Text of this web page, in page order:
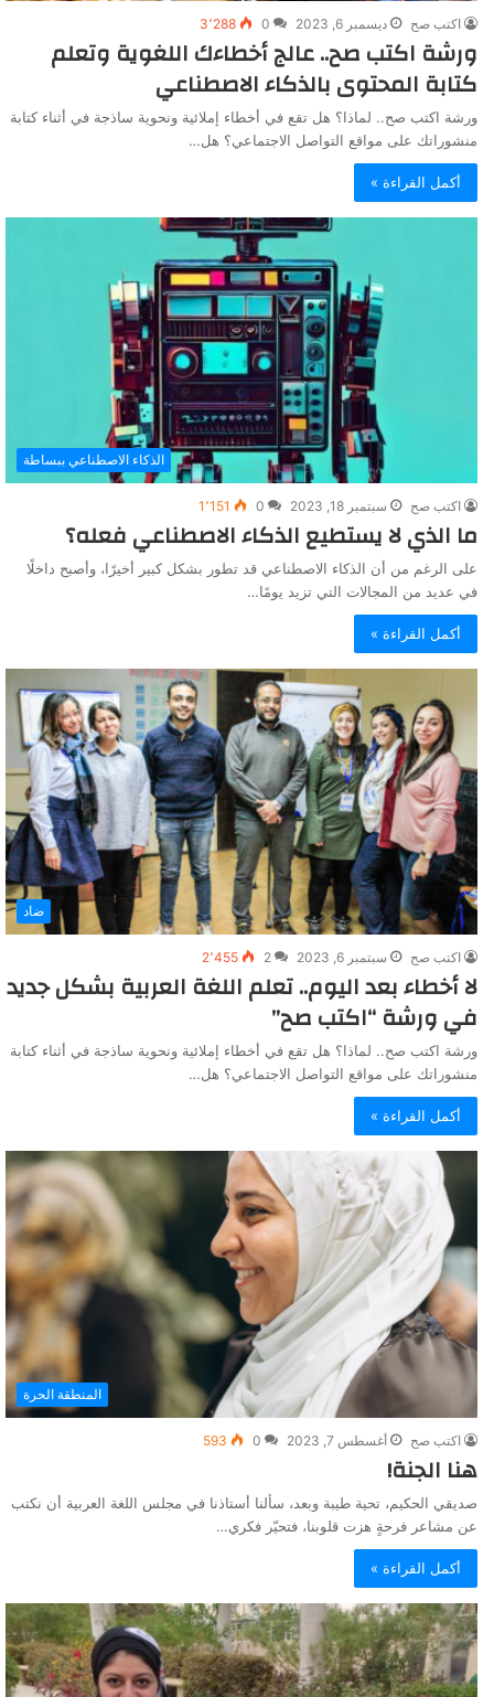
اكتب صح ديسمبر 6, 2023 0 3٬288
ورشة اكتب صح.. عالج أخطاءك اللغوية وتعلم
كتابة المحتوى بالذكاء الاصطناعي
ورشة اكتب صح.. لماذا؟ هل تقع في أخطاء إملائية ونحوية ساذجة في أثناء كتابة
منشوراتك على مواقع التواصل الاجتماعي؟ هل…
أكمل القراءة »
الذكاء الاصطناعي ببساطة
اكتب صح سبتمبر 18, 2023 0 1٬151
ما الذي لا يستطيع الذكاء الاصطناعي فعله؟
على الرغم من أن الذكاء الاصطناعي قد تطور بشكل كبير أخيرًا، وأصبح داخلًا
في عديد من المجالات التي تزيد يومًا…
أكمل القراءة »
ضاد
اكتب صح سبتمبر 6, 2023 2 2٬455
لا أخطاء بعد اليوم.. تعلم اللغة العربية بشكل جديد
في ورشة “اكتب صح”
ورشة اكتب صح.. لماذا؟ هل تقع في أخطاء إملائية ونحوية ساذجة في أثناء كتابة
منشوراتك على مواقع التواصل الاجتماعي؟ هل…
أكمل القراءة »
المنطقة الحرة
اكتب صح أغسطس 7, 2023 0
593
هنا الجنة!
صديقي الحكيم، تحية طيبة وبعد، سألنا أستاذنا في مجلس اللغة العربية أن نكتب
عن مشاعر فرحةٍ هزت قلوبنا، فتحيّر فكري…
أكمل القراءة »